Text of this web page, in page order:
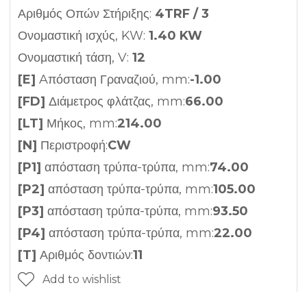
Αριθμός Οπών Στήριξης: 4TRF / 3
Ονομαστική ισχύς, KW: 1.40 KW
Ονομαστική τάση, V: 12
[E] Aπόσταση Γραναζιού, mm:-1.00
[FD] Διάμετρος φλάτζας, mm:66.00
[LT] Μήκος, mm:214.00
[N] Περιστροφή:CW
[P1] απόσταση τρύπα-τρύπα, mm:74.00
[P2] απόσταση τρύπα-τρύπα, mm:105.00
[P3] απόσταση τρύπα-τρύπα, mm:93.50
[P4] απόσταση τρύπα-τρύπα, mm:22.00
[T] Αριθμός δοντιών:11
Add to wishlist